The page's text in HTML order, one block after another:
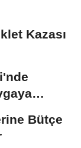
Kazası
Bütçe